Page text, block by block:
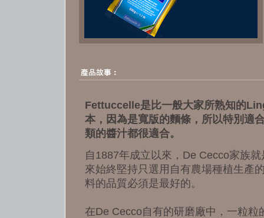
Fettuccelle是比一般大家所熟知的
本，因為是寬版的麵條，所以特別適
類的醬汁都很適合。
自1887年成立以來，De Cecco家族
來始終堅持只選用自有農場種植生產
料的品質必須是最好的。
在De Cecco自有的研磨廠中，一粒